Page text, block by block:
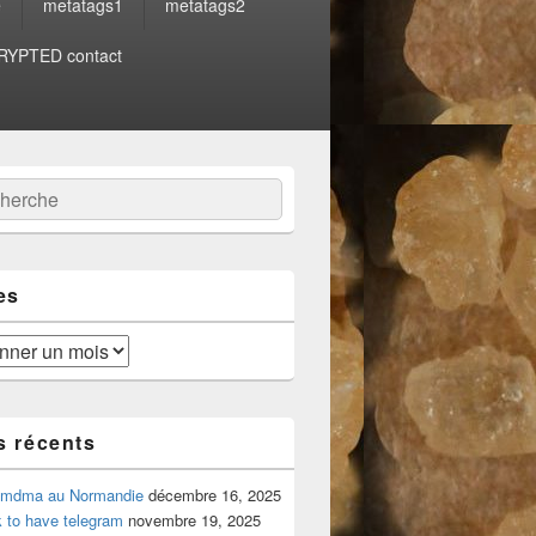
contact
récents
au Normandie décembre 16, 2025
to have telegram novembre 19, 2025